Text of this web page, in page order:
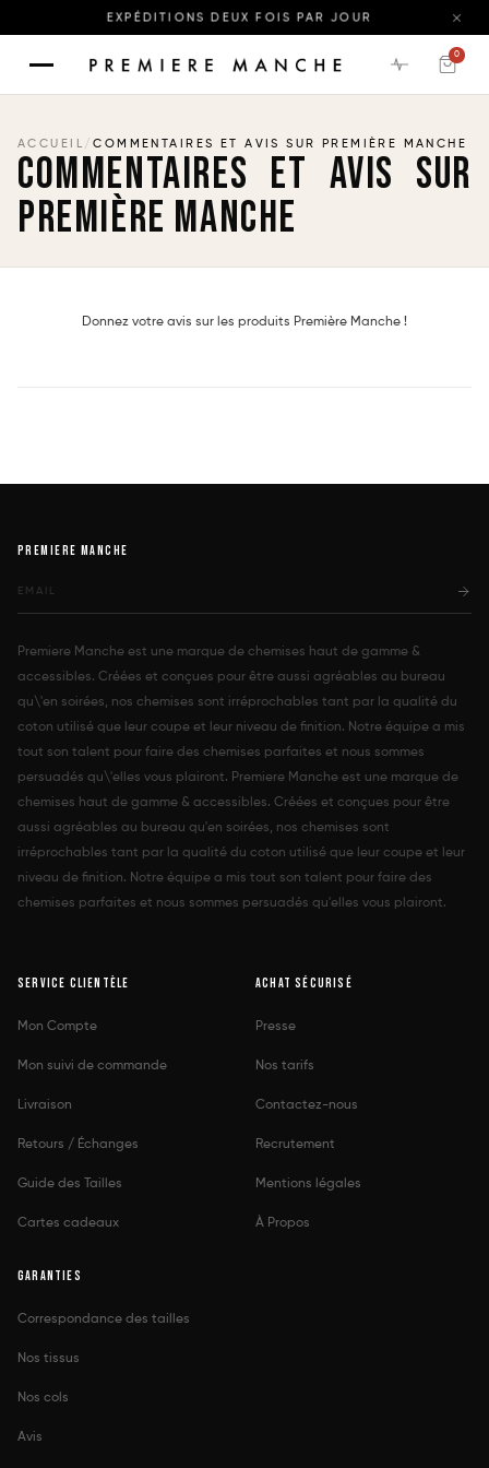
EXPÉDITIONS DEUX FOIS PAR JOUR
0
ACCUEIL /COMMENTAIRES ET AVIS SUR PREMIÈRE MANCHE
COMMENTAIRES ET AVIS SUR
PREMIÈRE MANCHE
Donnez votre avis sur les produits Première Manche !
PREMIERE MANCHE
Premiere Manche est une marque de chemises haut de gamme &
accessibles. Créées et conçues pour être aussi agréables au bureau
qu\'en soirées, nos chemises sont irréprochables tant par la qualité du
coton utilisé que leur coupe et leur niveau de finition. Notre équipe a mis
tout son talent pour faire des chemises parfaites et nous sommes
persuadés qu\'elles vous plairont. Premiere Manche est une marque de
chemises haut de gamme & accessibles. Créées et conçues pour être
aussi agréables au bureau qu'en soirées, nos chemises sont
irréprochables tant par la qualité du coton utilisé que leur coupe et leur
niveau de finition. Notre équipe a mis tout son talent pour faire des
chemises parfaites et nous sommes persuadés qu'elles vous plairont.
SERVICE CLIENTÈLE
Mon Compte
Mon suivi de commande
Livraison
Retours / Échanges
Guide des Tailles
Cartes cadeaux
ACHAT SÉCURISÉ
Presse
Nos tarifs
Contactez-nous
Recrutement
Mentions légales
À Propos
GARANTIES
Correspondance des tailles
Nos tissus
Nos cols
Avis